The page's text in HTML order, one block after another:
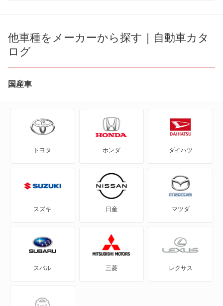
他車種をメーカーから探す｜自動車カタ
ログ
国産車
トヨタ ホンダ ダイハツ
スズキ 日産 マツダ
スバル 三菱 レクサス